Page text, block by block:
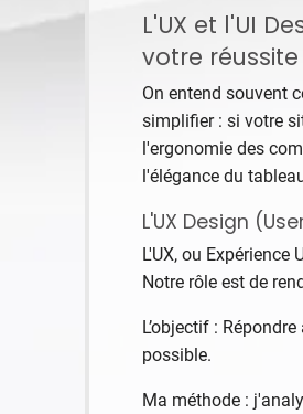
L'UX et l'UI
votre réussite
On entend souvent
simplifier : si votre
l'ergonomie des
l'élégance du
L'UX Design
L'UX, ou Expérience
Notre rôle est de
L’objectif :
possible.
Ma méthode :